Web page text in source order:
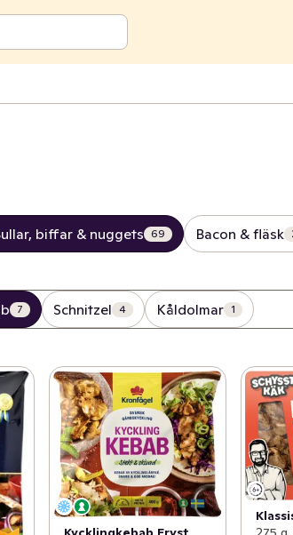
biffar & nuggets 69 Bacon & fläsk
7 Schnitzel 4 Kåldolmar 1